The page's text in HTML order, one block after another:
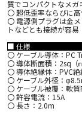
質でコンパクトなメ
〇 超低歪率ならびに
〇 電源側プラグは金
トなどとも接続が容易
■ 仕様
〇 ケーブル導体：PC
〇 導体断面積：2sq（
〇 導体絶縁体：PVC絶
〇 ケーブル外径：
〇 ケーブル被覆：軟質
〇 許容電流：15A
〇 長さ：2.0m